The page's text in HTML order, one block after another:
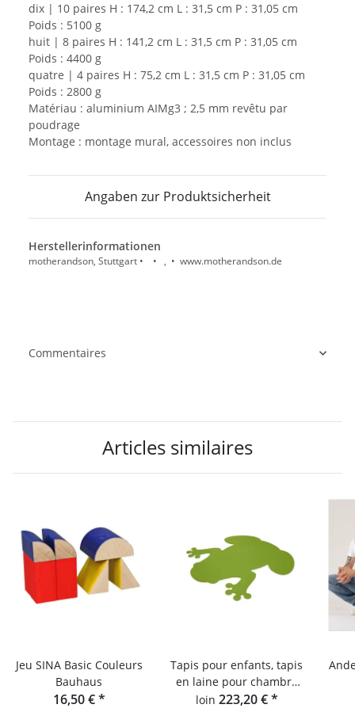
dix | 10 paires H : 174,2 cm L : 31,5 cm P : 31,05 cm
Poids : 5100 g
huit | 8 paires H : 141,2 cm L : 31,5 cm P : 31,05 cm
Poids : 4400 g
quatre | 4 paires H : 75,2 cm L : 31,5 cm P : 31,05 cm
Poids : 2800 g
Matériau : aluminium AIMg3 ; 2,5 mm revêtu par
poudrage
Montage : montage mural, accessoires non inclus
Angaben zur Produktsicherheit
Herstellerinformationen
motherandson, Stuttgart • • , • www.motherandson.de
Commentaires
Articles similaires
Jeu SINA Basic Couleurs
Bauhaus
16,50 €*
Tapis pour enfants, tapis
en laine pour chambre
d'enfants, tapis Hey-Sign
loin 223,20 €*